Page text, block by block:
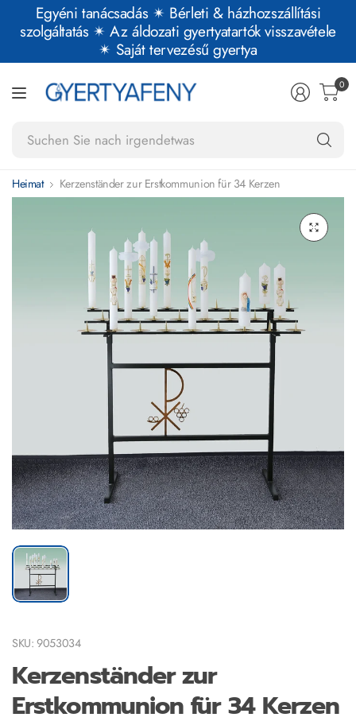
Egyéni tanácsadás ✴︎ Bérleti & házhozszállítási
szolgáltatás ✴︎ Az áldozati gyertyatartók visszavétele
✴︎ Saját tervezésű gyertya
0
Heimat Kerzenständer zur Erstkommunion für 34 Kerzen
SKU: 9053034
Kerzenständer zur
Erstkommunion für 34 Kerzen